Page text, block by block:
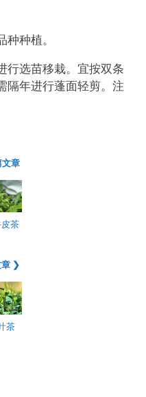
种植。
行选苗移栽。宜按双条
隔年进行蓬面轻剪。注
章
茶
章 ❯
茶